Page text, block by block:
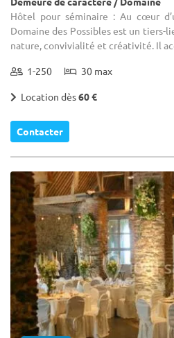
Hôtel pour séminaire : Au cœur
Domaine des Possibles est un
nature, convivialité et créativité. Il
1-250 30 max
Location dès60 €
Contacter